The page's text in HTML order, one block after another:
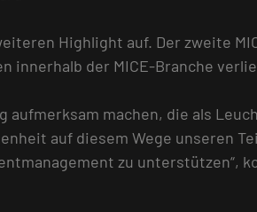
Highlight auf. Der zweite
innerhalb der MICE-Branche
machen, die als
auf diesem Wege unseren
zu unterstützen“,